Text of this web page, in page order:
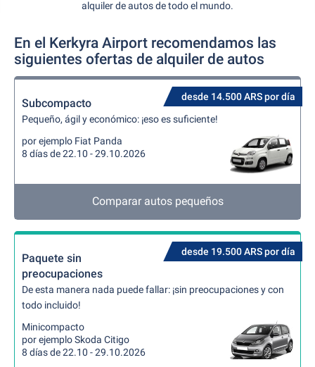
alquiler de autos de todo el mundo.
En el Kerkyra Airport recomendamos las
siguientes ofertas de alquiler de autos
desde 14.500 ARS por día
Subcompacto
Pequeño, ágil y económico: ¡eso es suficiente!
por ejemplo Fiat Panda
8 días de 22.10 - 29.10.2026
Comparar autos pequeños
desde 19.500 ARS por día
Paquete sin
preocupaciones
De esta manera nada puede fallar: ¡sin preocupaciones y con
todo incluido!
Minicompacto
por ejemplo Skoda Citigo
8 días de 22.10 - 29.10.2026